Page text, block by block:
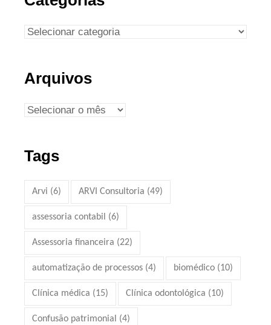
Arquivos
Tags
Arvi (6) ARVI Consultoria (49)
assessoria contabil (6)
Assessoria financeira (22)
automatização de processos (4) biomédico (10)
Clínica médica (15) Clínica odontológica (10)
Confusão patrimonial (4)